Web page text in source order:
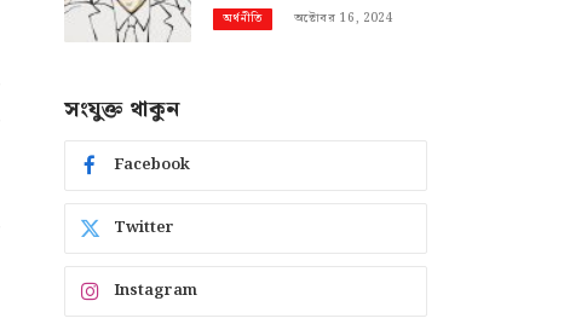
অর্থনীতি অক্টোবর 16, 2024
সংযুক্ত থাকুন
Facebook
Twitter
Instagram